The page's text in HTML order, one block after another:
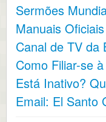
Sermões
Manuais
Canal de TV da
Como Filiar-se
Está Inativo?
Email: El Santo